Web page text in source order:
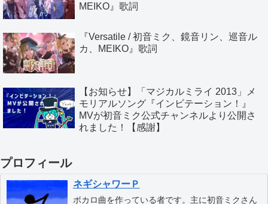
MEIKO』歌詞
『Versatile / 初音ミク、鏡音リン、巡音ル
カ、MEIKO』歌詞
【お知らせ】「マジカルミライ 2013」メ
モリアルソング『インビテーション！』
MVが初音ミク公式チャンネルより公開さ
れました！【感謝】
プロフィール
ネギシャワーＰ
ボカロ曲を作っている者です。主に初音ミクさん